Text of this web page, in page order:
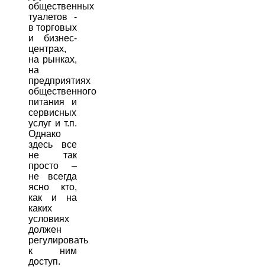
общественных
туалетов -
в торговых
и бизнес-
центрах,
на рынках,
на
предприятиях
общественного
питания и
сервисных
услуг и т.п.
Однако
здесь все
не так
просто –
не всегда
ясно кто,
как и на
каких
условиях
должен
регулировать
к ним
доступ.